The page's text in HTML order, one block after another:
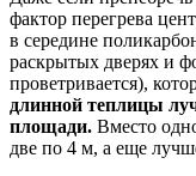
фактор перегрева
в середине
раскрытых дверях и
проветривается),
длинной теплицы
площади. Вместо
две по 4 м, а еще